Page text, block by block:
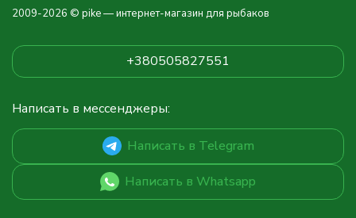
2009-2026 © pike — интернет-магазин для рыбаков
+380505827551
Написать в мессенджеры:
Написать в Telegram
Написать в Whatsapp